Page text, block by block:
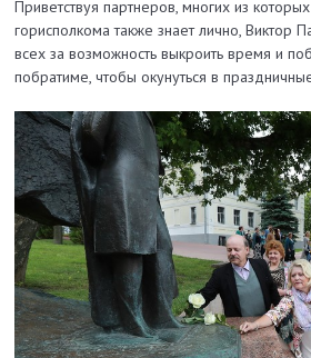
Приветствуя партнеров, многих из
горисполкома также знает лично, Виктор
всех за возможность выкроить время и
побратиме, чтобы окунуться в